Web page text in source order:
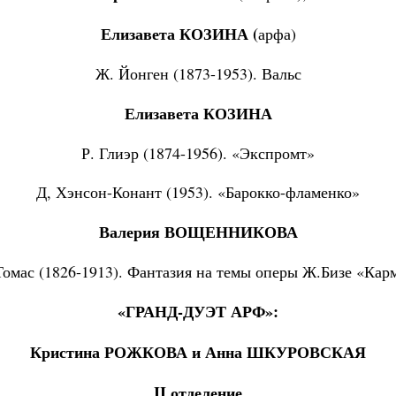
Елизавета КОЗИНА (арфа)
Ж. Йонген (1873-1953). Вальс
Елизавета КОЗИНА
Р. Глиэр (1874-1956). «Экспромт»
Д, Хэнсон-Конант (1953). «Барокко-фламенко»
Валерия ВОЩЕННИКОВА
(1826-1913). Фантазия на темы оперы Ж.Бизе
«ГРАНД-ДУЭТ АРФ»:
Кристина РОЖКОВА и Анна ШКУРОВСКАЯ